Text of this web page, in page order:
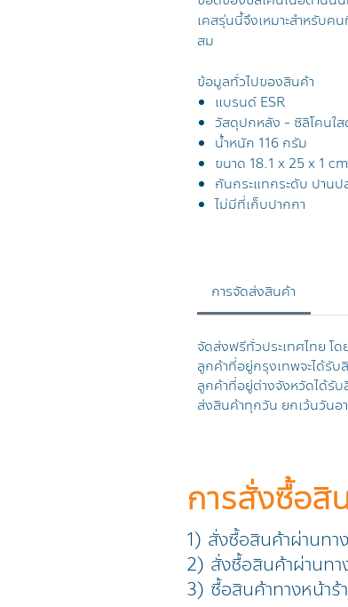
เคสรุ่นนี้จึงเหมาะสำหรับค
สม
ข้อมูลทั่วไปของสินค้า
แบรนด์ ESR
วัสดุปกหลัง - ซิลิโคนใส
น้ำหนัก 116 กรัม
ขนาด 18.1 x 25 x 1
กันกระแทกระดับ ปานป
ไม่มีที่เก็บปากกา
การจัดส่งสินค้า
จัดส่งฟรีทั่วประเทศไทย โ
ลูกค้าที่อยู่กรุงเทพจะได้รับ
ลูกค้าที่อยู่ต่างจังหวัดได้รั
ส่งสินค้าทุกวัน ยกเว้นวันอ
การสั่งซื้อสิ
1) สั่งซื้อสินค้าผ่านทาง
2) สั่งซื้อสินค้าผ่านท
3) ซื้อสินค้าทางหน้าร้